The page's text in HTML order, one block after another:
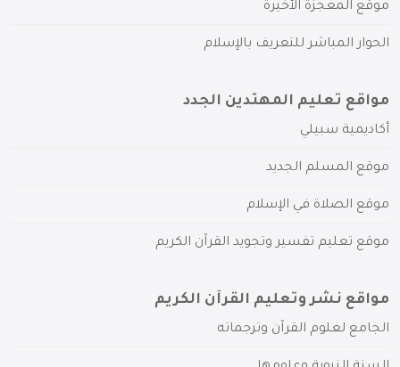
موقع المعجزة الأخيرة
الحوار المباشر للتعريف بالإسلام
مواقع تعليم المهتدين الجدد
أكاديمية سبيلي
موقع المسلم الجديد
موقع الصلاة في الإسلام
موقع تعليم تفسير وتجويد القرآن الكريم
مواقع نشر وتعليم القرآن الكريم
الجامع لعلوم القرآن وترجماته